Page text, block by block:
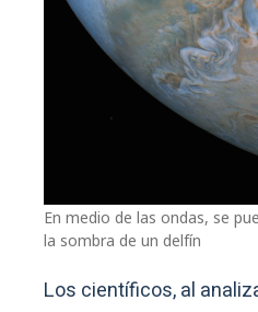
En medio de las ondas, se
la sombra de un delfín
Los científicos, al